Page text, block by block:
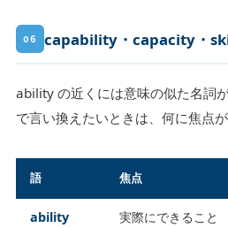
06 capability・capacity・
ability の近くには意味の似た名詞
で言い換えたいときは、何に焦点
語 焦点
ability 実際にできること